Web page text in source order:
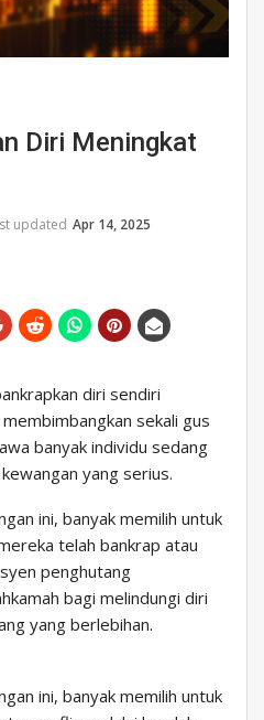
Diri Meningkat
updated Apr 14, 2025
diri sendiri
sekali gus
banyak individu sedang
yang serius.
ini, banyak memilih untuk
telah bankrap atau
penghutang
bagi melindungi diri
yang berlebihan.
ini, banyak memilih untuk